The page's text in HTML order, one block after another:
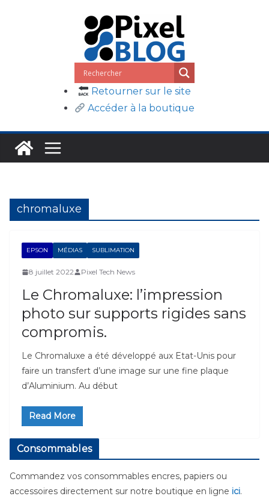
Retourner sur le site
Accéder à la boutique
chromaluxe
EPSON MÉDIAS SUBLIMATION
8 juillet 2022 Pixel Tech News
Le Chromaluxe: l’impression
photo sur supports rigides sans
compromis.
Le Chromaluxe a été développé aux Etat-Unis pour
faire un transfert d’une image sur une fine plaque
d’Aluminium. Au début
Read More
Consommables
Commandez vos consommables encres, papiers ou
accessoires directement sur notre boutique en ligne ici.